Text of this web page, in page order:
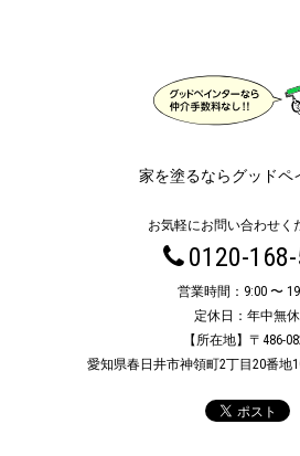
家を塗るならグッドペ
お気軽にお問い合わせく
0120-
営業時間：9:00 〜
定休日：年中無休
【所在地】〒486-
愛知県春日井市神領町2丁目20番地